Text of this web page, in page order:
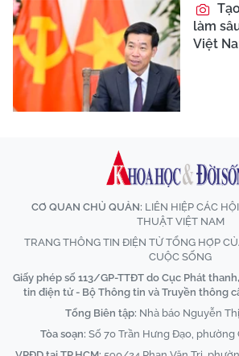
làm
Việt
CƠ QUAN CHỦ QUẢN: LIÊN HIỆP CÁC
THUẬT VIỆT NAM
TRANG THÔNG TIN ĐIỆN TỬ TỔNG HỢP
CUỘC SỐNG
Giấy phép số 113/GP-TTĐT do Cục Phát
tin điện tử - Bộ Thông tin và Truyền thông
Tổng Biên tập: Nhà báo Nguyễn
Tòa soạn: Số 70 Trần Hưng Đạo, phường